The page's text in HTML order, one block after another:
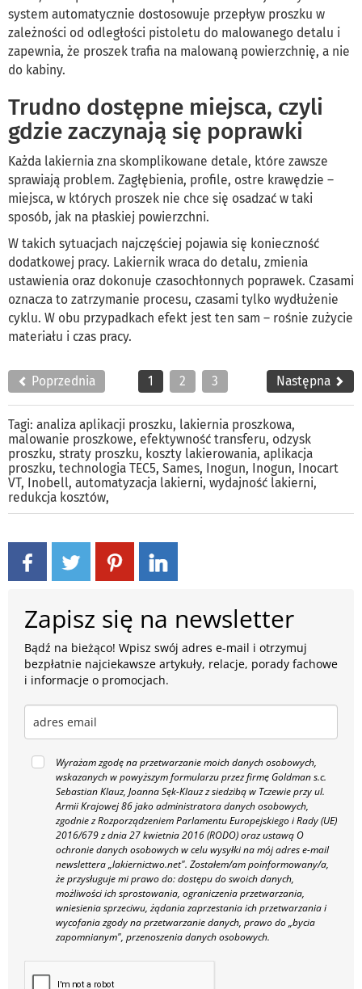
system automatycznie dostosowuje przepływ proszku w
zależności od odległości pistoletu do malowanego detalu i
zapewnia, że proszek trafia na malowaną powierzchnię, a nie
do kabiny.
Trudno dostępne miejsca, czyli
gdzie zaczynają się poprawki
Każda lakiernia zna skomplikowane detale, które zawsze
sprawiają problem. Zagłębienia, profile, ostre krawędzie –
miejsca, w których proszek nie chce się osadzać w taki
sposób, jak na płaskiej powierzchni.
W takich sytuacjach najczęściej pojawia się konieczność
dodatkowej pracy. Lakiernik wraca do detalu, zmienia
ustawienia oraz dokonuje czasochłonnych poprawek. Czasami
oznacza to zatrzymanie procesu, czasami tylko wydłużenie
cyklu. W obu przypadkach efekt jest ten sam – rośnie zużycie
materiału i czas pracy.
Poprzednia 1 2 3 Następna
Tagi: analiza aplikacji proszku, lakiernia proszkowa,
malowanie proszkowe, efektywność transferu, odzysk
proszku, straty proszku, koszty lakierowania, aplikacja
proszku, technologia TEC5, Sames, Inogun, Inogun, Inocart
VT, Inobell, automatyzacja lakierni, wydajność lakierni,
redukcja kosztów,
Zapisz się na newsletter
Bądź na bieżąco! Wpisz swój adres e-mail i otrzymuj
bezpłatnie najciekawsze artykuły, relacje, porady fachowe
i informacje o promocjach.
Wyrażam zgodę na przetwarzanie moich danych osobowych,
wskazanych w powyższym formularzu przez firmę Goldman s.c.
Sebastian Klauz, Joanna Sęk-Klauz z siedzibą w Tczewie przy ul.
Armii Krajowej 86 jako administratora danych osobowych,
zgodnie z Rozporządzeniem Parlamentu Europejskiego i Rady (UE)
2016/679 z dnia 27 kwietnia 2016 (RODO) oraz ustawą O
ochronie danych osobowych w celu wysyłki na mój adres e-mail
newslettera „lakiernictwo.net". Zostałem/am poinformowany/a,
że przysługuje mi prawo do: dostępu do swoich danych,
możliwości ich sprostowania, ograniczenia przetwarzania,
wniesienia sprzeciwu, żądania zaprzestania ich przetwarzania i
wycofania zgody na przetwarzanie danych, prawo do „bycia
zapomnianym", przenoszenia danych osobowych.